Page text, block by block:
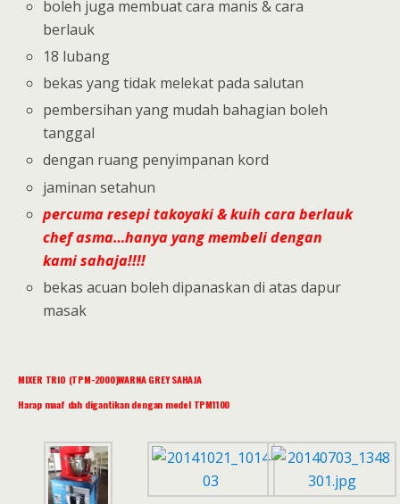
boleh juga membuat cara manis & cara
berlauk
18 lubang
bekas yang tidak melekat pada salutan
pembersihan yang mudah bahagian boleh
tanggal
dengan ruang penyimpanan kord
jaminan setahun
percuma resepi takoyaki & kuih cara berlauk
chef asma…hanya yang membeli dengan
kami sahaja!!!!
bekas acuan boleh dipanaskan di atas dapur
masak
MIXER TRIO (TPM-2000)WARNA GREY SAHAJA
Harap maaf dah digantikan dengan model TPM1100